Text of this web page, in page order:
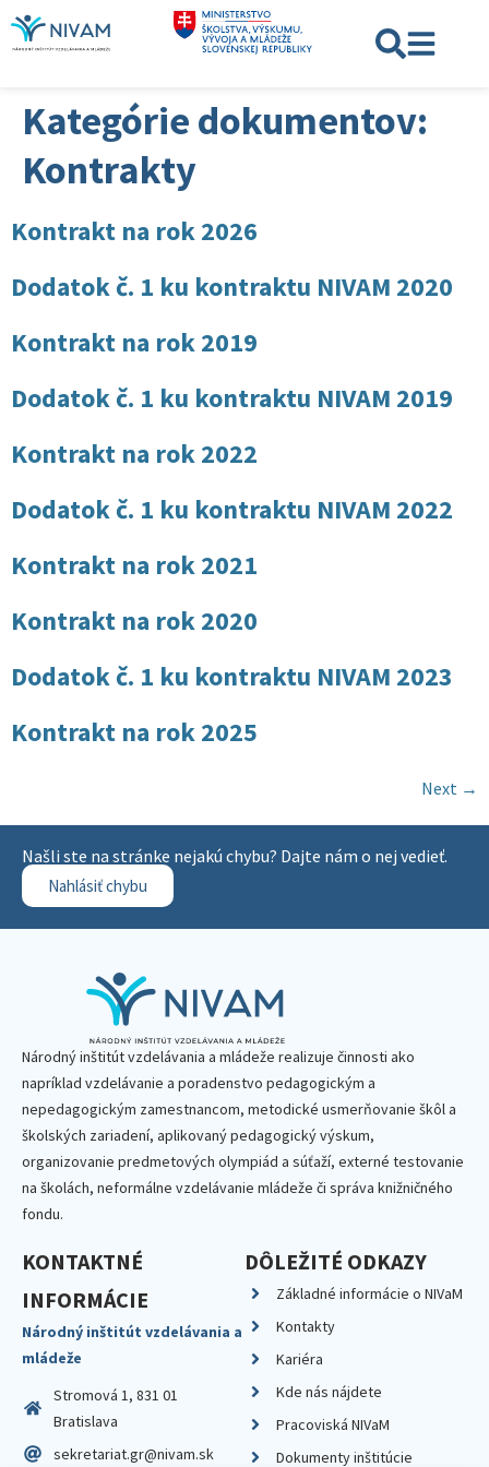
Kategórie dokumentov:
Kontrakty
Kontrakt na rok 2026
Dodatok č. 1 ku kontraktu NIVAM 2020
Kontrakt na rok 2019
Dodatok č. 1 ku kontraktu NIVAM 2019
Kontrakt na rok 2022
Dodatok č. 1 ku kontraktu NIVAM 2022
Kontrakt na rok 2021
Kontrakt na rok 2020
Dodatok č. 1 ku kontraktu NIVAM 2023
Kontrakt na rok 2025
Next →
Našli ste na stránke nejakú chybu? Dajte nám o nej vedieť.
Nahlásiť chybu
Národný inštitút vzdelávania a mládeže realizuje činnosti ako
napríklad vzdelávanie a poradenstvo pedagogickým a
nepedagogickým zamestnancom, metodické usmerňovanie škôl a
školských zariadení, aplikovaný pedagogický výskum,
organizovanie predmetových olympiád a súťaží, externé testovanie
na školách, neformálne vzdelávanie mládeže či správa knižničného
fondu.
KONTAKTNÉ
INFORMÁCIE
Národný inštitút vzdelávania a
mládeže
Stromová 1, 831 01
Bratislava
sekretariat.gr@nivam.sk
DÔLEŽITÉ ODKAZY
Základné informácie o NIVaM
Kontakty
Kariéra
Kde nás nájdete
Pracoviská NIVaM
Dokumenty inštitúcie